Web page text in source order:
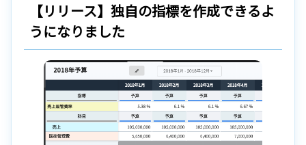
【リリース】独自の指標を作成できるよ
うになりました